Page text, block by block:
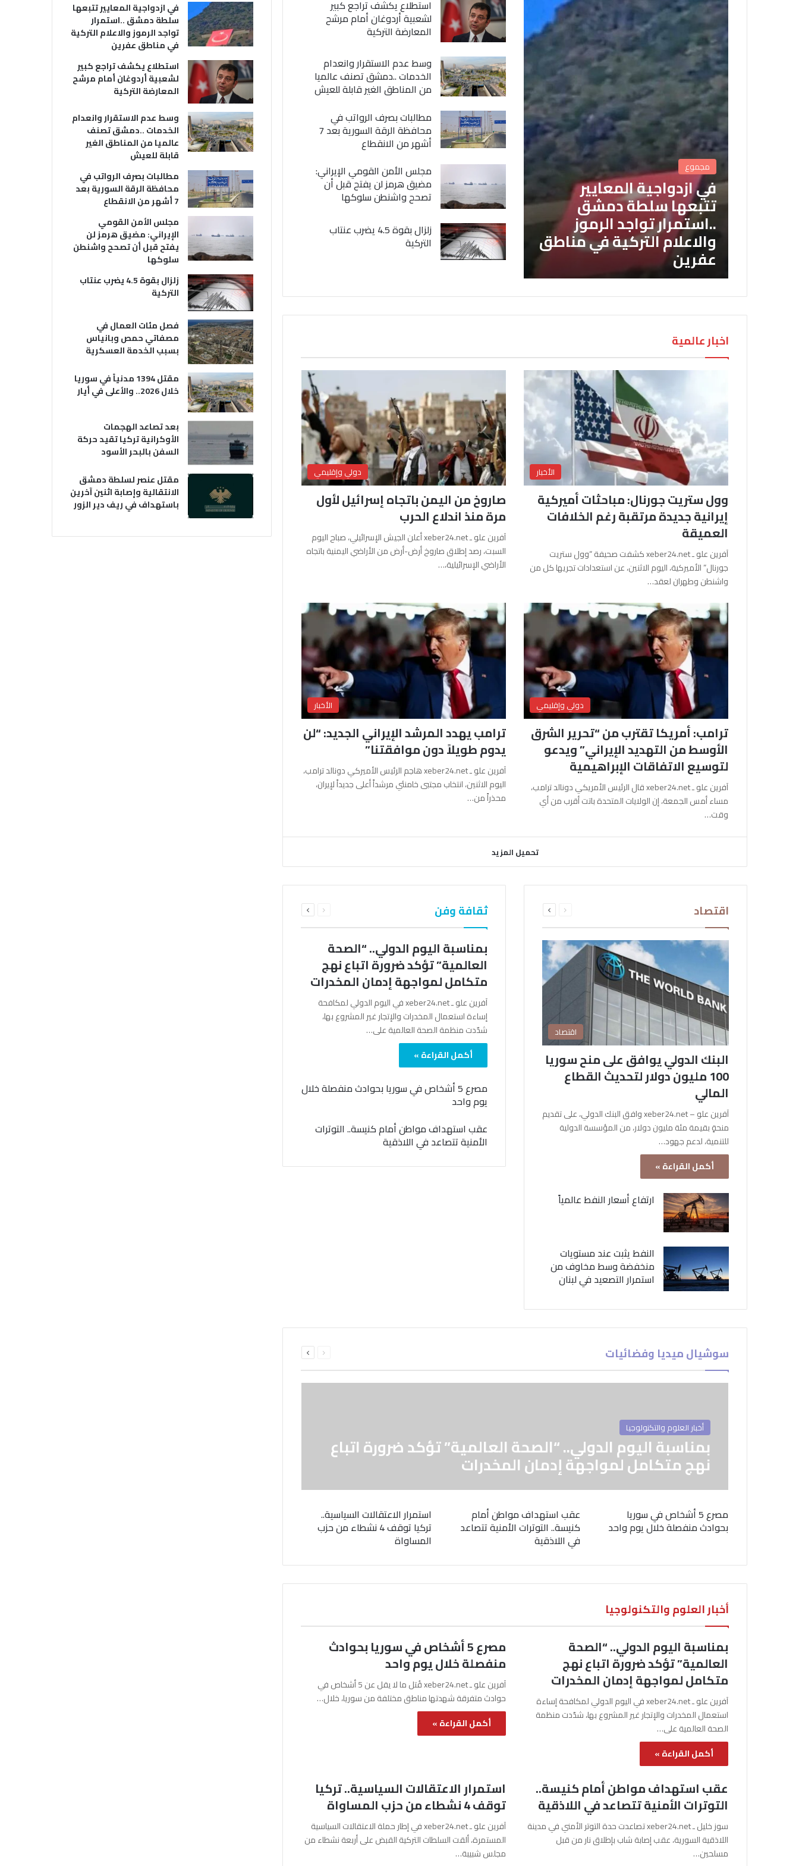
مجموع
في ازدواجية المعايير
تتبعها سلطة دمشق
..استمرار تواجد الرموز
والاعلام التركية في مناطق
عفرين
استطلاع يكشف تراجع كبير
لشعبية أردوغان أمام مرشح
المعارضة التركية
وسط عدم الاستقرار وانعدام
الخدمات ..دمشق تصنف عالميا
من المناطق الغير قابلة للعيش
مطالبات بصرف الرواتب في
محافظة الرقة السورية بعد 7
أشهر من الانقطاع
مجلس الأمن القومي الإيراني:
مضيق هرمز لن يفتح قبل أن
تصحح واشنطن سلوكها
زلزال بقوة 4.5 يضرب عنتاب
التركية
اخبار عالمية
الأخبار
وول ستريت جورنال: مباحثات أميركية
إيرانية جديدة مرتقبة رغم الخلافات
العميقة
آفرين علو ـ xeber24.net كشفت صحيفة “وول ستريت
جورنال” الأميركية، اليوم الاثنين، عن استعدادات تجريها كل من
واشنطن وطهران لعقد…
دولي وإقليمي
صاروخ من اليمن باتجاه إسرائيل لأول
مرة منذ اندلاع الحرب
آفرين علو ـ xeber24.net أعلن الجيش الإسرائيلي، صباح اليوم
السبت، رصد إطلاق صاروخ أرض-أرض من الأراضي اليمنية باتجاه
الأراضي الإسرائيلية،…
دولي وإقليمي
ترامب: أمريكا تقترب من “تحرير الشرق
الأوسط من التهديد الإيراني” ويدعو
لتوسيع الاتفاقات الإبراهيمية
آفرين علو ـ xeber24.net قال الرئيس الأمريكي دونالد ترامب،
مساء أمس الجمعة، إن الولايات المتحدة باتت أقرب من أي
وقت…
الأخبار
ترامب يهدد المرشد الإيراني الجديد: “لن
يدوم طويلاً دون موافقتنا”
آفرين علو ـ xeber24.net هاجم الرئيس الأميركي دونالد ترامب،
اليوم الاثنين، انتخاب مجتبى خامنئي مرشداً أعلى جديداً لإيران،
محذراً من…
تحميل المزيد
اقتصاد الصفحةالصفحة
اقتصاد
البنك الدولي يوافق على منح سوريا
100 مليون دولار لتحديث القطاع
المالي
آفرين علو – xeber24.net وافق البنك الدولي، على تقديم
منحةٍ بقيمة مئة مليون دولار، من المؤسسة الدولية
للتنمية، لدعم جهود…
أكمل القراءة »
ارتفاع أسعار النفط عالمياً
النفط يثبت عند مستويات
منخفضة وسط مخاوف من
استمرار التصعيد في لبنان
ثقافة وفن الصفحةالصفحة
بمناسبة اليوم الدولي.. “الصحة
العالمية” تؤكد ضرورة اتباع نهج
متكامل لمواجهة إدمان المخدرات
آفرين علو ـ xeber24.net في اليوم الدولي لمكافحة
إساءة استعمال المخدرات والإتجار غير المشروع بها،
شدّدت منظمة الصحة العالمية على…
أكمل القراءة »
مصرع 5 أشخاص في سوريا بحوادث منفصلة خلال
يوم واحد
عقب استهداف مواطن أمام كنيسة.. التوترات
الأمنية تتصاعد في اللاذقية
سوشيال ميديا وفضائيات الصفحةالصفحة
أخبار العلوم والتكنولوجيا
بمناسبة اليوم الدولي.. “الصحة العالمية” تؤكد ضرورة اتباع
نهج متكامل لمواجهة إدمان المخدرات
مصرع 5 أشخاص في سوريا
بحوادث منفصلة خلال يوم واحد
عقب استهداف مواطن أمام
كنيسة.. التوترات الأمنية تتصاعد
في اللاذقية
استمرار الاعتقالات السياسية..
تركيا توقف 4 نشطاء من حزب
المساواة
أخبار العلوم والتكنولوجيا
بمناسبة اليوم الدولي.. “الصحة
العالمية” تؤكد ضرورة اتباع نهج
متكامل لمواجهة إدمان المخدرات
آفرين علو ـ xeber24.net في اليوم الدولي لمكافحة إساءة
استعمال المخدرات والإتجار غير المشروع بها، شدّدت منظمة
الصحة العالمية على…
أكمل القراءة »
مصرع 5 أشخاص في سوريا بحوادث
منفصلة خلال يوم واحد
آفرين علو ـ xeber24.net قُتل ما لا يقل عن 5 أشخاص في
حوادث متفرقة شهدتها مناطق مختلفة من سوريا، خلال…
أكمل القراءة »
عقب استهداف مواطن أمام كنيسة..
التوترات الأمنية تتصاعد في اللاذقية
سوز خليل ـ xeber24.net تصاعدت حدة التوتر الأمني في مدينة
اللاذقية السورية، عقب إصابة شاب بإطلاق نار من قبل
مسلحين…
استمرار الاعتقالات السياسية.. تركيا
توقف 4 نشطاء من حزب المساواة
آفرين علو ـ xeber24.net في إطار حملة الاعتقالات السياسية
المستمرة، ألقت السلطات التركية القبض على أربعة نشطاء من
مجلس شبيبة…
في ازدواجية المعايير تتبعها
سلطة دمشق ..استمرار
تواجد الرموز والاعلام التركية
في مناطق عفرين
استطلاع يكشف تراجع كبير
لشعبية أردوغان أمام مرشح
المعارضة التركية
وسط عدم الاستقرار وانعدام
الخدمات ..دمشق تصنف
عالميا من المناطق الغير
قابلة للعيش
مطالبات بصرف الرواتب في
محافظة الرقة السورية بعد
7 أشهر من الانقطاع
مجلس الأمن القومي
الإيراني: مضيق هرمز لن
يفتح قبل أن تصحح واشنطن
سلوكها
زلزال بقوة 4.5 يضرب عنتاب
التركية
فصل مئات العمال في
مصفاتي حمص وبانياس
بسبب الخدمة العسكرية
مقتل 1394 مدنياً في سوريا
خلال 2026.. والأعلى في أيار
بعد تصاعد الهجمات
الأوكرانية تركيا تقيد حركة
السفن بالبحر الأسود
مقتل عنصر لسلطة دمشق
الانتقالية وإصابة اثنين آخرين
باستهداف في ريف دير الزور